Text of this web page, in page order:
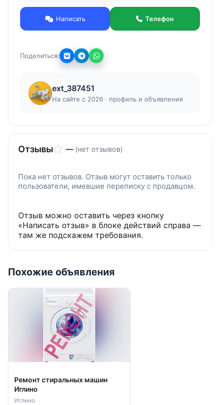
Осуществляем ремонт на дому.
Диагностика поломки 1000 руб.
срочный выезд специалиста в г. Мытищи и
недорогой ремонт любых поломок на месте.
Написать Телефон
Поделиться:
ext_387451
На сайте с 2026 · профиль и объявления
Отзывы — (нет отзывов)
Пока нет отзывов. Отзыв могут оставить только
пользователи, имевшие переписку с продавцом.
Отзыв можно оставить через кнопку
«Написать отзыв» в блоке действий справа —
там же подскажем требования.
Похожие объявления
Ремонт стиральных машин
Иглино
Иглино